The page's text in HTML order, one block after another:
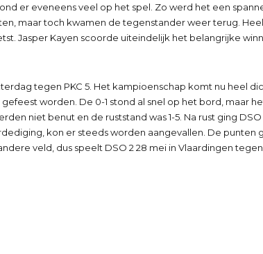
er eveneens veel op het spel. Zo werd het een
maar toch kwamen de tegenstander weer terug. Heel
Jasper Kayen scoorde uiteindelijk het belangrijke
tegen PKC 5. Het kampioenschap komt nu heel
worden. De 0-1 stond al snel op het bord, maar
niet benut en de ruststand was 1-5. Na rust ging
kon er steeds worden aangevallen. De punten
veld, dus speelt DSO 2 28 mei in Vlaardingen